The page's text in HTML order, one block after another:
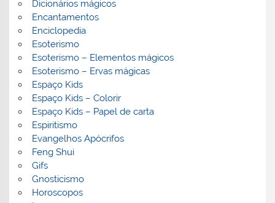
Dicionários mágicos
Encantamentos
Enciclopedia
Esoterismo
Esoterismo – Elementos mágicos
Esoterismo – Ervas mágicas
Espaço Kids
Espaço Kids – Colorir
Espaço Kids – Papel de carta
Espiritismo
Evangelhos Apócrifos
Feng Shui
Gifs
Gnosticismo
Horoscopos